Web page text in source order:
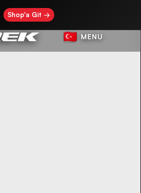
MENU
Shop'a Git →